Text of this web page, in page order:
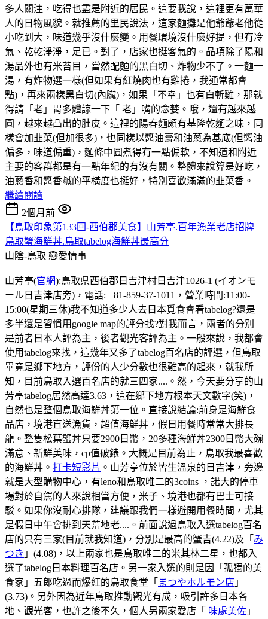
多人關注，吃得也盡是附近的居民。這要我說，這裡更有萬華
人的日物風貌。就推薦的里民說法，這家麵攤是他爺爺老他從
小吃到大，味道幾乎沒什麼變。用餐環境沒什麼好提，但有冷
氣、乾乾淨淨，足已。對了，店家也挺客氣的。品項除了陽和
湯品外也有米苔目，當然配麵的黑白切、炸物少不了。一麵一
湯，有炸物選一樣(但如果有紅燒肉也有雞捲，我通常都會
點)，再來兩樣黑白切(內臟)，如果「不幸」也有白斬雞，那就
得請「老」胃多體諒一下「 老」嘴的念婪。哦，還有越來越
圓，越來越凸出的肚皮。這裡的陽春麵頗有基隆乾麵之味，同
樣會加韭菜(但加很多)，也同樣以醬油膏和油蔥為基底(但醬油
偏多，味道偏重)，麵條中圓煮得有一點偏軟，不知道和附近
主要的客群都是有一點年紀的有沒有關。整體來說算是好吃，
油蔥香和醬香鹹的平橫度也挺好，特別喜歡滿滿的韭菜香。
繼續閱讀
2個月前
【鳥取印象第133回-西伯郡美食】山芳亭.百年漁業老店招牌
鳥取蟹海鮮丼.鳥取tabelog海鮮丼最高分
山陰-鳥取 戀愛情事
山芳亭(官網):鳥取県西伯郡日吉津村日吉津1026-1 (イオンモ
ール日吉津店旁)，電話: +81-859-37-1011，營業時間:11:00-
15:00(星期三休)我不知道多少人去日本覓食會看tabelog?還是
多半還是習慣用google map的評分找?對我而言，兩者的分別
是前者日本人評為主，後者觀光客評為主。一般來說，我都會
使用tabelog來找，這幾年又多了tabelog百名店的評選，但鳥取
畢竟是鄉下地方，評份的人少分數也很難高的起來，就我所
知，目前鳥取入選百名店的就三四家....。然，今天要分享的山
芳亭tabelog居然高達3.63，這在鄉下地方根本天文數字(笑)，
自然也是整個鳥取海鮮丼第一位。直接說結論:前身是海鮮食
品店，境港直送漁貨，超值海鮮丼，假日用餐時常常大排長
龍。整隻松葉蟹丼只要2900日幣，20多種海鮮丼2300日幣大碗
滿意、新鮮美味，cp值破錶。大概是目前為止，鳥取我最喜歡
的海鮮丼。 打卡短影片 。山芳亭位於皆生溫泉的日吉津，旁邊
就是大型購物中心，有leno和鳥取唯二的3coins ，諾大的停車
場對於自駕的人來說相當方便，米子、境港也都有巴士可接
駁。如果你沒耐心排隊，建議跟我們一樣避開用餐時間，尤其
是假日中午會排到天荒地老....。前面說過鳥取入選tabelog百名
店的只有三家(目前就我知道)，分別是最高的蟹吉(4.22)及「 み
つき 」(4.08)，以上兩家也是鳥取唯二的米其林二星，也都入
選了tabelog日本料理百名店。另一家入選的則是因「孤獨的美
食家」五郎吃過而爆紅的鳥取食堂「 まつやホルモン店 」
(3.73)。另外因為近年鳥取推動觀光有成，吸引許多日本各
地、觀光客，也許之後不久，個人另兩家愛店「 味處美佐 」